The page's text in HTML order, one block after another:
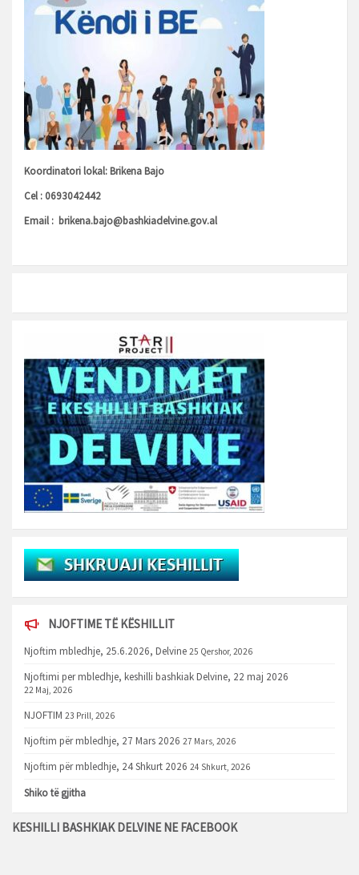
Koordinatori lokal: Brikena Bajo
Cel : 0693042442
Email : brikena.bajo@bashkiadelvine.gov.al
NJOFTIME TË KËSHILLIT
Njoftim mbledhje, 25.6.2026, Delvine 25 Qershor, 2026
Njoftimi per mbledhje, keshilli bashkiak Delvine, 22 maj 2026
22 Maj, 2026
NJOFTIM 23 Prill, 2026
Njoftim për mbledhje, 27 Mars 2026 27 Mars, 2026
Njoftim për mbledhje, 24 Shkurt 2026 24 Shkurt, 2026
Shiko të gjitha
KESHILLI BASHKIAK DELVINE NE FACEBOOK